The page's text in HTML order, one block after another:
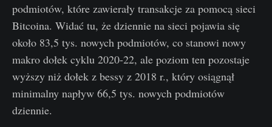
podmiotów, które zawierały transakcje za pomocą sieci
Bitcoina. Widać tu, że dziennie na sieci pojawia się
około 83,5 tys. nowych podmiotów, co stanowi nowy
makro dołek cyklu 2020-22, ale poziom ten pozostaje
wyższy niż dołek z bessy z 2018 r., który osiągnął
minimalny napływ 66,5 tys. nowych podmiotów
dziennie.